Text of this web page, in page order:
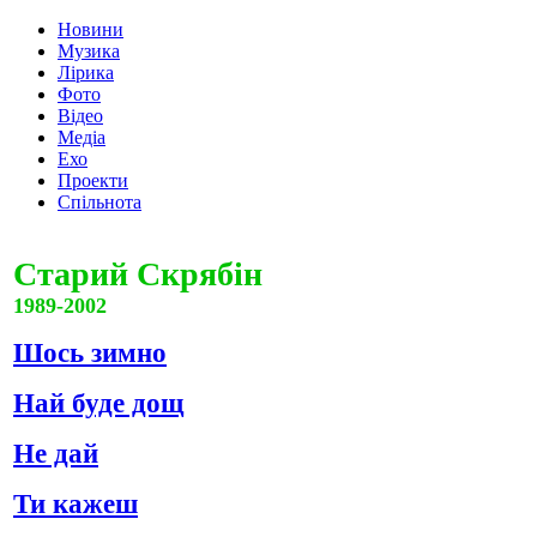
Новини
Музика
Лірика
Фото
Відео
Медіа
Ехо
Проекти
Спільнота
Старий Скрябін
1989-2002
Шось зимно
Най буде дощ
Не дай
Ти кажеш